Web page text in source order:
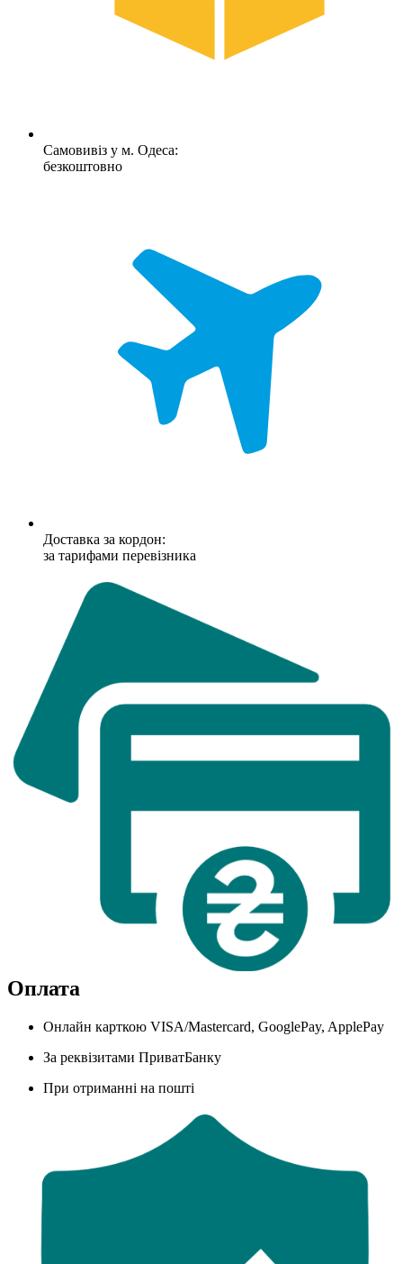
Самовивіз у м. Одеса:
безкоштовно
Доставка за кордон:
за тарифами перевізника
Оплата
Онлайн карткою VISA/Mastercard, GooglePay, ApplePay
За реквізитами ПриватБанку
При отриманні на пошті